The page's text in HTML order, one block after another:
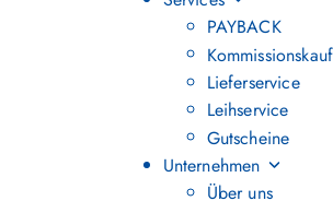
PAYBACK
Kommissionskauf
Lieferservice
Leihservice
Gutscheine
Unternehmen
Über uns